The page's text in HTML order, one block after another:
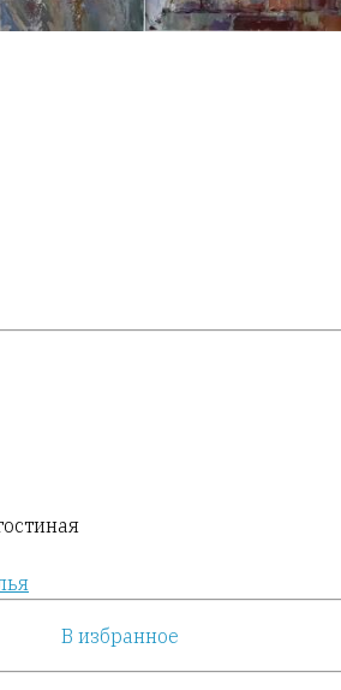
В избранное